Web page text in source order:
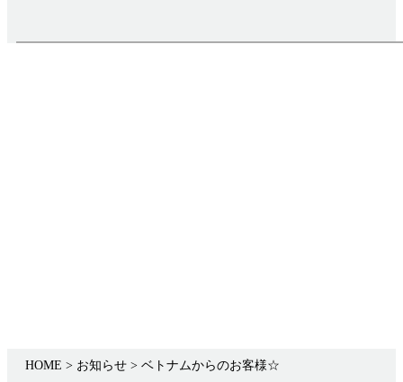
HOME > お知らせ > ベトナムからのお客様☆